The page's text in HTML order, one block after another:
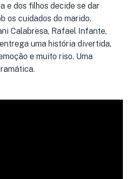
e dos filhos decide se dar
os cuidados do marido.
Calabresa, Rafael Infante,
uma história divertida,
e muito riso. Uma